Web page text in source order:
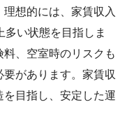
想的には、家賃収入
い状態を目指しま
、空室時のリスクも
があります。家賃収
を目指し、安定した運